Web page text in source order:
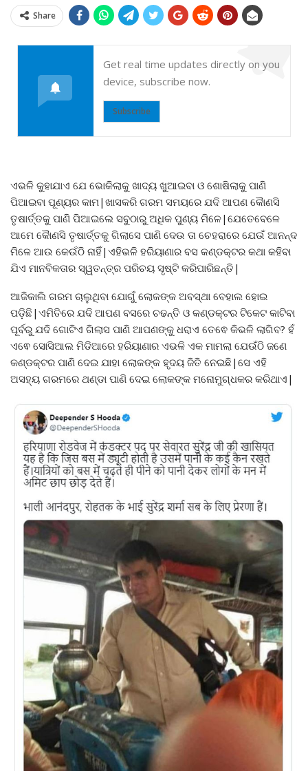
Share
Get real time updates directly on you
device, subscribe now.
Subscribe
ଏଭଳି କୁହାଯାଏ ଯେ ଭୋକିଲାକୁ ଖାଦ୍ୟ ଖୁଆଇବା ଓ ଶୋଷିଲାକୁ ପାଣି
ପିଆଇବା ପୂଣ୍ୟର କାମ|ଖାସକରି ଗରମ ସମୟରେ ଯଦି ଆପଣ କୈାଣସି
ତୃଷାର୍ତ୍ତକୁ ପାଣି ପିଆଇଲେ ସବୁଠାରୁ ଅଧିକ ପୁଣ୍ୟ ମିଳେ|ଯେତେବେଳେ
ଆମେ କୈାଣସି ତୃଷାର୍ତ୍ତକୁ ଗିଲାସେ ପାଣି ଦେଉ ତା ଚେହରାରେ ଯେଉଁ ଆନନ୍ଦ
ମିଳେ ଆଉ କେଉଁଠି ନାହିଁ|ଏହିଭଳି ହରିୟାଣାର ବସ କଣ୍ଡକ୍ଟର କଥା କହିବା
ଯିଏ ମାନବିକତାର ସ୍ୱତନ୍ତ୍ର ପରିଚୟ ସୃଷ୍ଟି କରିପାରିଛନ୍ତି|
ଆଜିକାଲି ଗରମ ଚାଲୁଥିବା ଯୋଗୁଁ ଲୋକଙ୍କ ଅବସ୍ଥା ବେହାଲ ହୋଇ
ପଡ଼ିଛି|ଏମିତିରେ ଯଦି ଆପଣ ବସରେ ଚଢନ୍ତି ଓ କଣ୍ଡକ୍ଟର ଟିକେଟ କାଟିବା
ପୂର୍ବରୁ ଯଦି ଗୋଟିଏ ଗିଲାସ ପାଣି ଆପଣଙ୍କୁ ଧରାଏ ତେଵେ କିଭଳି ଲାଗିବ? ହଁ
ଏଵେ ସୋସିଆଲ ମିଡିଆରେ ହରିୟାଣାର ଏଭଳି ଏକ ମାମଲା ଯେଉଁଠି ଜଣେ
କଣ୍ଡକ୍ଟର ପାଣି ଦେଇ ଯାହା ଲୋକଙ୍କ ହୃଦୟ ଜିତି ନେଇଛି|ସେ ଏହି
ଅସହ୍ୟ ଗରମରେ ଥଣ୍ଡା ପାଣି ଦେଇ ଲୋକଙ୍କ ମନୋମୁଗ୍ଧକର କରିଥାଏ|